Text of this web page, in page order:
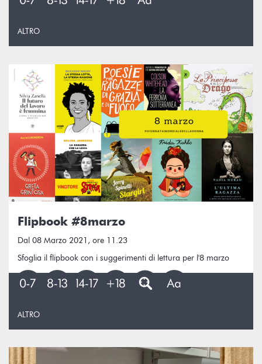
ALTRO
Flipbook #8marzo
Dal 08 Marzo 2021, ore 11.23
Sfoglia il flipbook con i suggerimenti di lettura per l'8 marzo
ALTRO